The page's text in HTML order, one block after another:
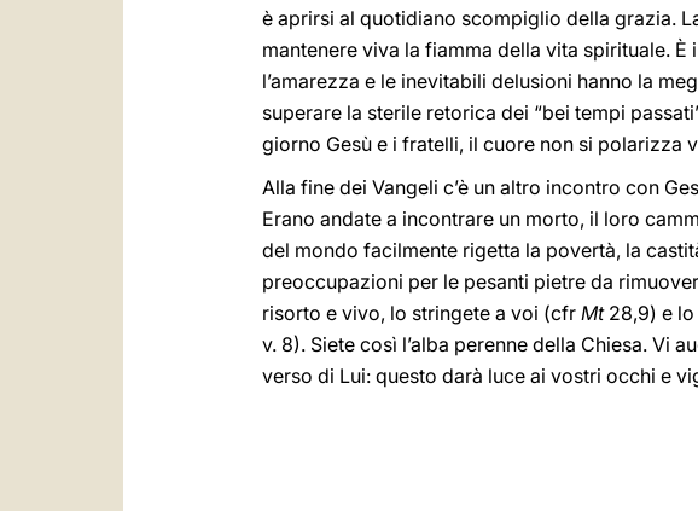
è aprirsi al quotidiano scompiglio della grazia.
mantenere viva la fiamma della vita spirituale.
l’amarezza e le inevitabili delusioni hanno la
superare la sterile retorica dei “bei tempi
giorno Gesù e i fratelli, il cuore non si polarizza
Alla fine dei Vangeli c’è un altro incontro con
Erano andate a incontrare un morto, il loro
del mondo facilmente rigetta la povertà, la
preoccupazioni per le pesanti pietre da
risorto e vivo, lo stringete a voi (cfr Mt28,9) e lo
v. 8). Siete così l’alba perenne della Chiesa. Vi
verso di Lui: questo darà luce ai vostri occhi e